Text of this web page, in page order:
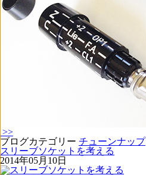
>>
ブログカテゴリー チューンナップ
スリーブソケットを考える
2014年05月10日